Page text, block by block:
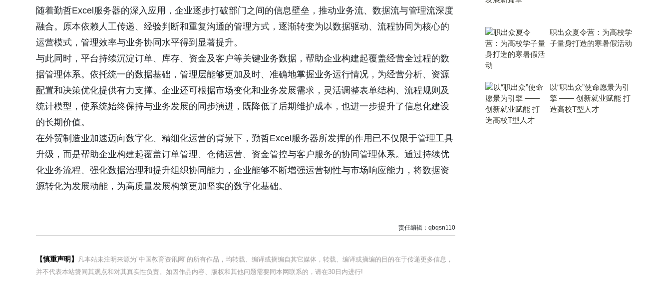
随着勤哲Excel服务器的深入应用，企业逐步打破部门之间的信息壁垒，推动业务流、数据流与管理流深度
融合。原本依赖人工传递、经验判断和重复沟通的管理方式，逐渐转变为以数据驱动、流程协同为核心的
运营模式，管理效率与业务协同水平得到显著提升。
与此同时，平台持续沉淀订单、库存、资金及客户等关键业务数据，帮助企业构建起覆盖经营全过程的数
据管理体系。依托统一的数据基础，管理层能够更加及时、准确地掌握业务运行情况，为经营分析、资源
配置和决策优化提供有力支撑。企业还可根据市场变化和业务发展需求，灵活调整表单结构、流程规则及
统计模型，使系统始终保持与业务发展的同步演进，既降低了后期维护成本，也进一步提升了信息化建设
的长期价值。
在外贸制造业加速迈向数字化、精细化运营的背景下，勤哲Excel服务器所发挥的作用已不仅限于管理工具
升级，而是帮助企业构建起覆盖订单管理、仓储运营、资金管控与客户服务的协同管理体系。通过持续优
化业务流程、强化数据治理和提升组织协同能力，企业能够不断增强运营韧性与市场响应能力，将数据资
源转化为发展动能，为高质量发展构筑更加坚实的数字化基础。
责任编辑：qbqsn110
【慎重声明】
凡本站未注明来源为"中国教育资讯网"的所有作品，均转载、编译或摘编自其它媒体，转载、编译或摘编的目的在于传递更多信息，
并不代表本站赞同其观点和对其真实性负责。如因作品内容、版权和其他问题需要同本网联系的，请在30日内进行!
职出众夏令营：为高校学
子量身打造的寒暑假活动
以“职出众”使命愿景为引
擎 —— 创新就业赋能 打
造高校T型人才